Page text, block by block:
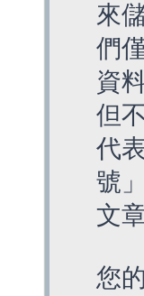
來
們
資
但
代
號
文
您